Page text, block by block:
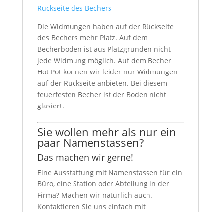
Rückseite des Bechers
Die Widmungen haben auf der Rückseite
des Bechers mehr Platz. Auf dem
Becherboden ist aus Platzgründen nicht
jede Widmung möglich. Auf dem Becher
Hot Pot können wir leider nur Widmungen
auf der Rückseite anbieten. Bei diesem
feuerfesten Becher ist der Boden nicht
glasiert.
Sie wollen mehr als nur ein
paar Namenstassen?
Das machen wir gerne!
Eine Ausstattung mit Namenstassen für ein
Büro, eine Station oder Abteilung in der
Firma? Machen wir natürlich auch.
Kontaktieren Sie uns einfach mit